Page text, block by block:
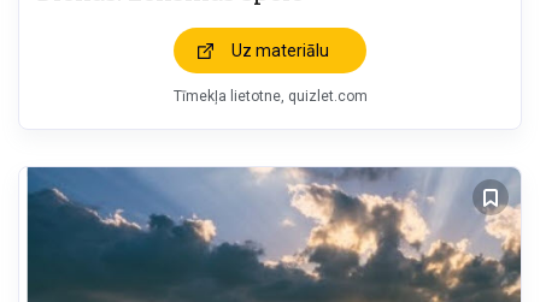
Uz materiālu
Tīmekļa lietotne, quizlet.com